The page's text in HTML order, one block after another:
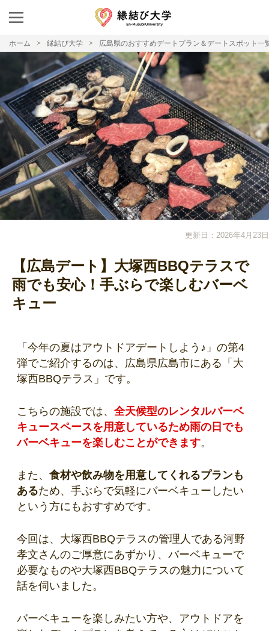
ホーム 縁結び大学 広島県のおすすめデートプラン＆デートスポット一
更新日：2026年4月23日
【広島デート】大塚西BBQテラスで
雨でも安心！手ぶらで楽しむバーベ
キュー
「今年の夏はアウトドアデートしよう♪」の第4
弾でご紹介するのは、広島県広島市にある「大
塚西BBQテラス」です。
こちらの施設では、 全天候型のレンタルバーベ
キュースペースを用意しているため雨の日でも
バーベキューを楽しむことができます。
また、 食材や飲み物を用意してくれるプランも
あるため、手ぶらで気軽にバーベキューしたい
という方にもおすすめです。
今回は、大塚西BBQテラスの管理人である河野
孝文さんのご厚意にあずかり、バーベキューで
必要なものや大塚西BBQテラスの魅力について
話を伺いました。
バーベキューを楽しみたい方や、アウトドアを